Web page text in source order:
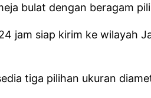
bulat dengan beragam
jam siap kirim ke wilayah
tiga pilihan ukuran